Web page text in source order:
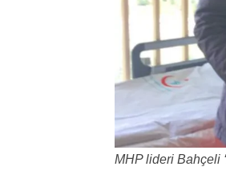
MHP lideri Bahçeli